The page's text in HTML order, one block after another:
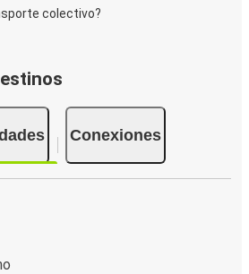
colectivo?
Conexiones